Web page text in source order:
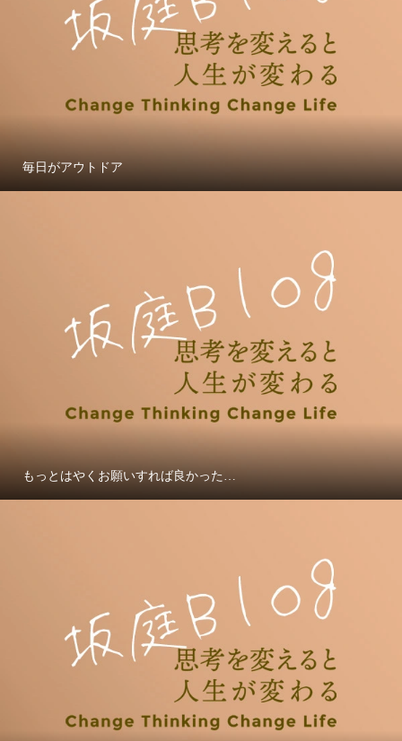
毎日がアウトドア
もっとはやくお願いすれば良かった…